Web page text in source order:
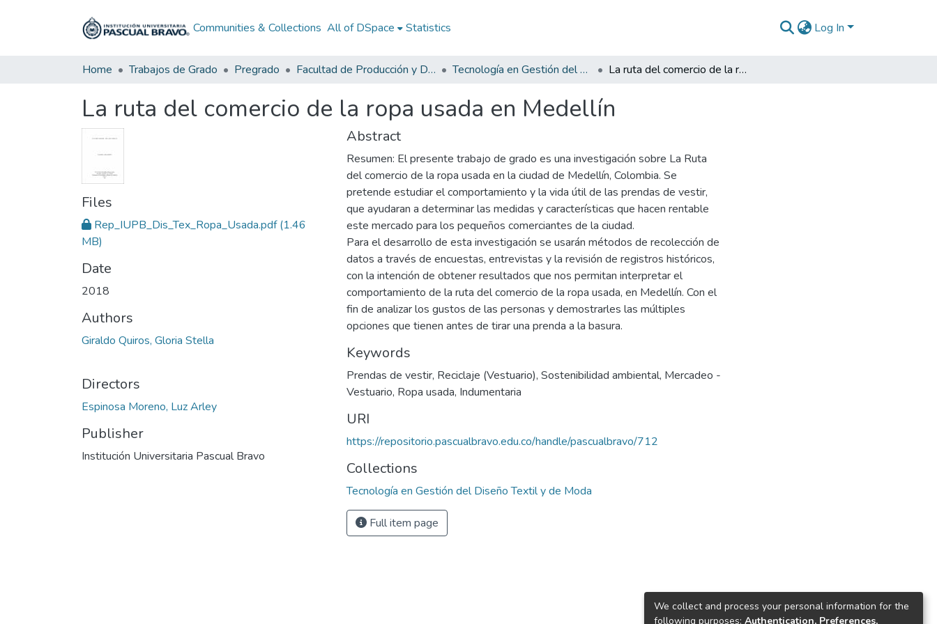
Communities & Collections All of DSpace Statistics Log In
Home Trabajos de Grado Pregrado Facultad de Producción y Diseño Tecnología en Gestión del Diseño Textil y de Moda La ruta del comercio de la ropa usada en Medellín
La ruta del comercio de la ropa usada en Medellín
Files
Rep_IUPB_Dis_Tex_Ropa_Usada.pdf(1.46
MB)
Date
2018
Authors
Giraldo Quiros, Gloria Stella
Directors
Espinosa Moreno, Luz Arley
Publisher
Institución Universitaria Pascual Bravo
Abstract
Resumen: El presente trabajo de grado es una investigación sobre La Ruta
del comercio de la ropa usada en la ciudad de Medellín, Colombia. Se
pretende estudiar el comportamiento y la vida útil de las prendas de vestir,
que ayudaran a determinar las medidas y características que hacen rentable
este mercado para los pequeños comerciantes de la ciudad.
Para el desarrollo de esta investigación se usarán métodos de recolección de
datos a través de encuestas, entrevistas y la revisión de registros históricos,
con la intención de obtener resultados que nos permitan interpretar el
comportamiento de la ruta del comercio de la ropa usada, en Medellín. Con el
fin de analizar los gustos de las personas y demostrarles las múltiples
opciones que tienen antes de tirar una prenda a la basura.
Keywords
Prendas de vestir, Reciclaje (Vestuario), Sostenibilidad ambiental, Mercadeo -
Vestuario, Ropa usada, Indumentaria
URI
https://repositorio.pascualbravo.edu.co/handle/pascualbravo/712
Collections
Tecnología en Gestión del Diseño Textil y de Moda
Full item page
We collect and process your personal information for the
following purposes: Authentication, Preferences,